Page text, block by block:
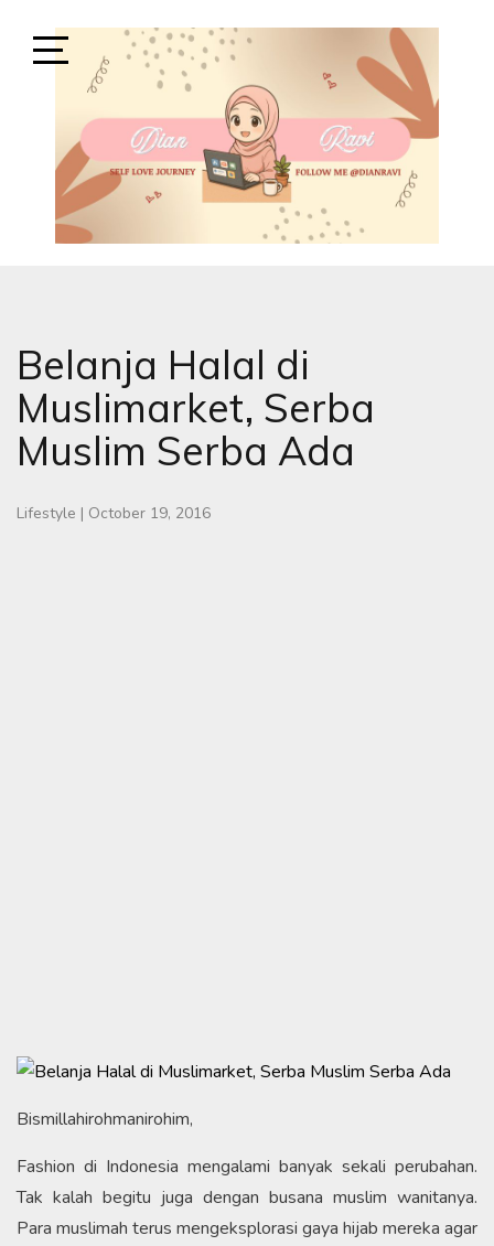
Open
Sidebar
Belanja Halal di
Muslimarket, Serba
Muslim Serba Ada
Lifestyle | October 19, 2016
Bismillahirohmanirohim,
Fashion di Indonesia mengalami banyak sekali perubahan.
Tak kalah begitu juga dengan busana muslim wanitanya.
Para muslimah terus mengeksplorasi gaya hijab mereka agar